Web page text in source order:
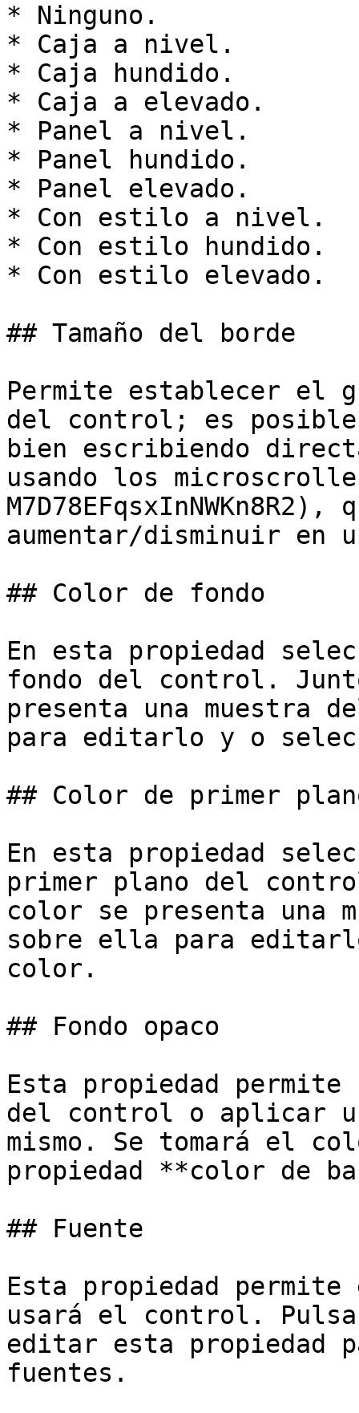
* Ninguno.
* Caja a nivel.
* Caja hundido.
* Caja a elevado.
* Panel a nivel.
* Panel hundido.
* Panel elevado.
* Con estilo a nivel.
* Con estilo hundido.
* Con estilo elevado.
## Tamaño del borde
Permite establecer el
del control; es
bien escribiendo
usando los
aumentar/disminuir en
## Color de fondo
En esta propiedad
fondo del control.
presenta una muestra
para editarlo y o
## Color de primer
En esta propiedad
primer plano del
color se presenta una
sobre ella para
color.
## Fondo opaco
Esta propiedad
del control o aplicar
mismo. Se tomará el
propiedad **color de
## Fuente
Esta propiedad
usará el control.
editar esta propiedad
fuentes.